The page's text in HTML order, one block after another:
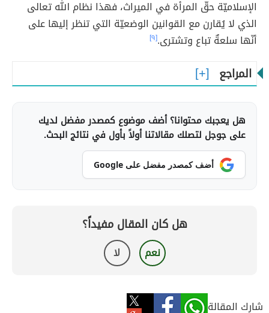
الإسلاميّة حقّ المرأة في الميراث، فهذا نظام الله تعالى
الذي لا يُقارن مع القوانين الوضعيّة التي تنظر إليها على
أنّها سلعةٌ تباع وتشترى.[٩]
المراجع
هل يعجبك محتوانا؟ أضف موضوع كمصدر مفضل لديك
على جوجل لتصلك مقالاتنا أولاً بأول في نتائج البحث.
أضف كمصدر مفضل على Google
هل كان المقال مفيداً؟
نعم لا
شارك المقالة